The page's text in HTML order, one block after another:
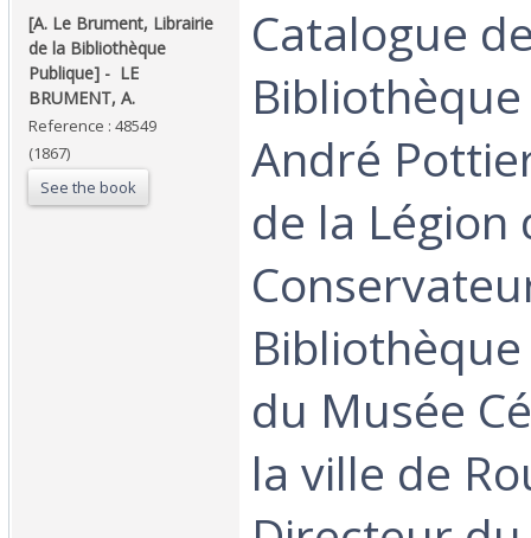
‎[A. Le Brument, Librairie
de la Bibliothèque
Publique] - ‎ ‎LE
BRUMENT, A.‎
Reference : 48549
(1867)
See the book
‎Catalogue
André
de la
du Musée
la ville de